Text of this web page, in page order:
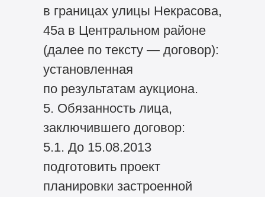
в границах улицы Некрасова,
45а в Центральном районе
(далее по тексту — договор):
установленная
по результатам аукциона.
5. Обязанность лица,
заключившего договор:
5.1. До 15.08.2013
подготовить проект
планировки застроенной